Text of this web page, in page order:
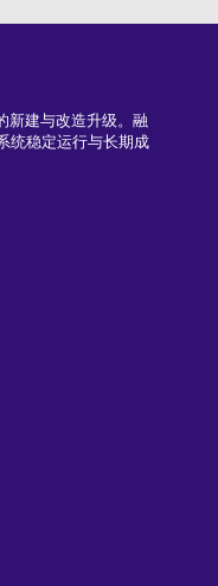
新建与改造升级。融
统稳定运行与长期成